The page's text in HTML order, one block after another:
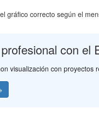
gráfico correcto según el
con el
visualización con